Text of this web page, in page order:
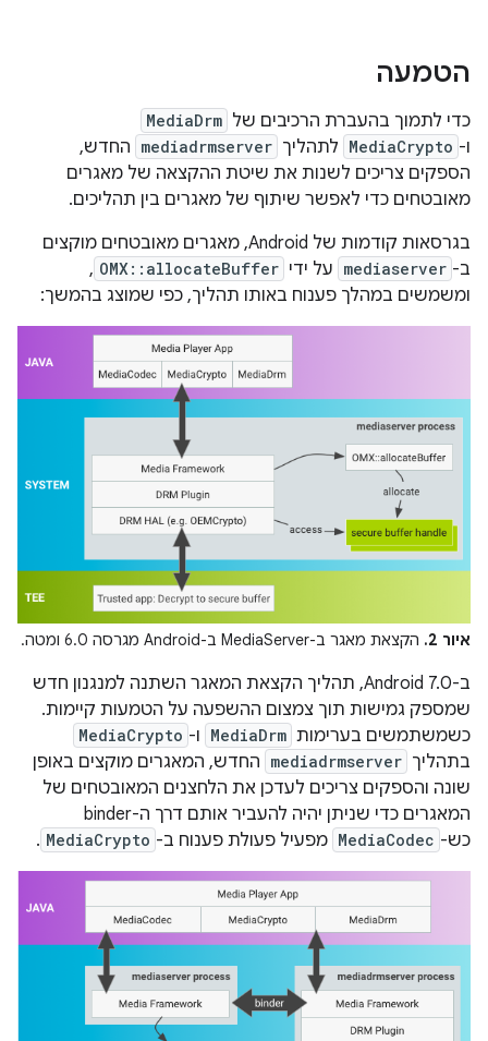
הטמעה
כדי לתמוך בהעברת הרכיבים של MediaDrm
ו- MediaCrypto לתהליך mediadrmserver החדש,
הספקים צריכים לשנות את שיטת ההקצאה של מאגרים
מאובטחים כדי לאפשר שיתוף של מאגרים בין תהליכים.
בגרסאות קודמות של Android, מאגרים מאובטחים מוקצים
ב- mediaserver על ידי OMX::allocateBuffer
,
ומשמשים במהלך פענוח באותו תהליך, כפי שמוצג בהמשך:
איור 2. הקצאת מאגר ב-MediaServer ב-Android מגרסה 6.0 ומטה.
ב-Android 7.0, תהליך הקצאת המאגר השתנה למנגנון חדש
שמספק גמישות תוך צמצום ההשפעה על הטמעות קיימות.
כשמשתמשים בערימות MediaDrm ו- MediaCrypto
בתהליך mediadrmserver החדש, המאגרים מוקצים באופן
שונה והספקים צריכים לעדכן את הלחצנים המאובטחים של
המאגרים כדי שניתן יהיה להעביר אותם דרך ה-binder
כש- MediaCodec מפעיל פעולת פענוח ב- MediaCrypto
.